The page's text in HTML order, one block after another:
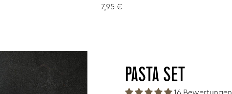
7,95 €
PASTA SET
16 Bewertungen